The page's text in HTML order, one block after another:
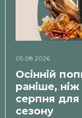
05.08.2026
Осінній
раніше,
серпня для
сезону